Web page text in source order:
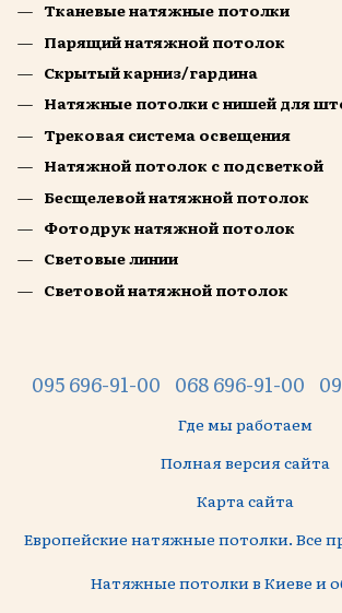
Тканевые натяжные потолки
Парящий натяжной потолок
Скрытый карниз/гардина
Натяжные потолки с нишей для
Трековая система освещения
Натяжной потолок с подсветкой
Бесщелевой натяжной потолок
Фотодрук натяжной потолок
Световые линии
Световой натяжной потолок
095 696-91-00 068 696-91-00
Где мы работаем
Полная версия сайта
Карта сайта
Европейские натяжные потолки. Все
Натяжные потолки в Киеве и